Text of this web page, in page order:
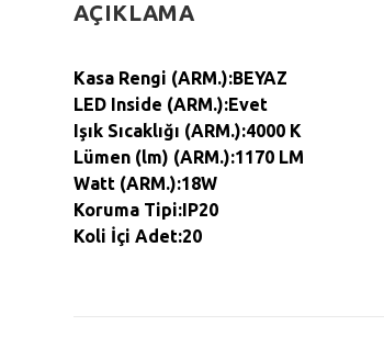
AÇIKLAMA
Kasa Rengi (ARM.):BEYAZ
LED Inside (ARM.):Evet
Işık Sıcaklığı (ARM.):4000 K
Lümen (lm) (ARM.):1170 LM
Watt (ARM.):18W
Koruma Tipi:IP20
Koli İçi Adet:20